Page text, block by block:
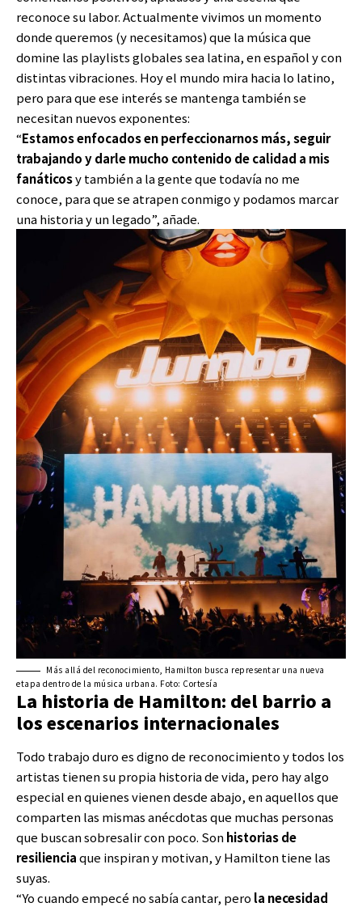
reconoce su labor. Actualmente vivimos un momento
donde queremos (y necesitamos) que la música que
domine las playlists globales sea latina, en español y con
distintas vibraciones. Hoy el mundo mira hacia lo latino,
pero para que ese interés se mantenga también se
necesitan nuevos exponentes:
“Estamos enfocados en perfeccionarnos más, seguir
trabajando y darle mucho contenido de calidad a mis
fanáticosy también a la gente que todavía no me
conoce, para que se atrapen conmigo y podamos marcar
una historia y un legado”, añade.
Más allá del reconocimiento, Hamilton busca representar una nueva
etapa dentro de la música urbana. Foto: Cortesía
La historia de Hamilton: del barrio a
los escenarios internacionales
Todo trabajo duro es digno de reconocimiento y todos los
artistas tienen su propia historia de vida, pero hay algo
especial en quienes vienen desde abajo, en aquellos que
comparten las mismas anécdotas que muchas personas
que buscan sobresalir con poco. Sonhistorias de
resilienciaque inspiran y motivan, y Hamilton tiene las
suyas.
“Yo cuando empecé no sabía cantar, pero la necesidad